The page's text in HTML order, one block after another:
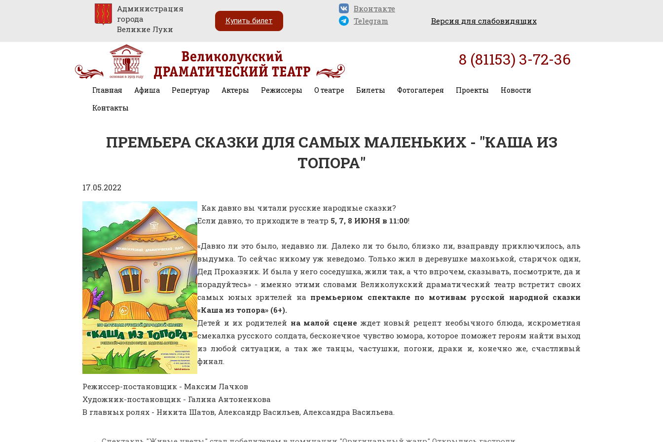
Администрация
города
Великие Луки
Купить билет
Вконтакте
Telegram
Версия для слабовидящих
8 (81153) 3-72-36
Главная Афиша Репертуар Актеры Режиссеры О театре Билеты Фотогалерея Проекты
Новости
Контакты
ПРЕМЬЕРА СКАЗКИ ДЛЯ САМЫХ МАЛЕНЬКИХ - "КАША ИЗ
ТОПОРА"
17.05.2022
Как давно вы читали русские народные сказки?
Если давно, то приходите в театр 5, 7, 8 ИЮНЯ в 11:00!
«Давно ли это было, недавно ли. Далеко ли то было, близко ли, взаправду приключилось, аль
выдумка. То сейчас никому уж неведомо. Только жил в деревушке махонькой, старичок один,
Дед Проказник. И была у него соседушка, жили так, а что впрочем, сказывать, посмотрите, да и
порадуйтесь» - именно этими словами Великолукский драматический театр встретит своих
самых юных зрителей на премьерном спектакле по мотивам русской народной сказки
«Каша из топора» (6+).
Детей и их родителей на малой сцене ждет новый рецепт необычного блюда, искрометная
смекалка русского солдата, бесконечное чувство юмора, которое поможет героям найти выход
из любой ситуации, а так же танцы, частушки, погони, драки и, конечно же, счастливый
финал.
Режиссер-постановщик - Максим Лачков
Художник-постановщик - Галина Антоненкова
В главных ролях - Никита Шатов, Александр Васильев, Александра Васильева.